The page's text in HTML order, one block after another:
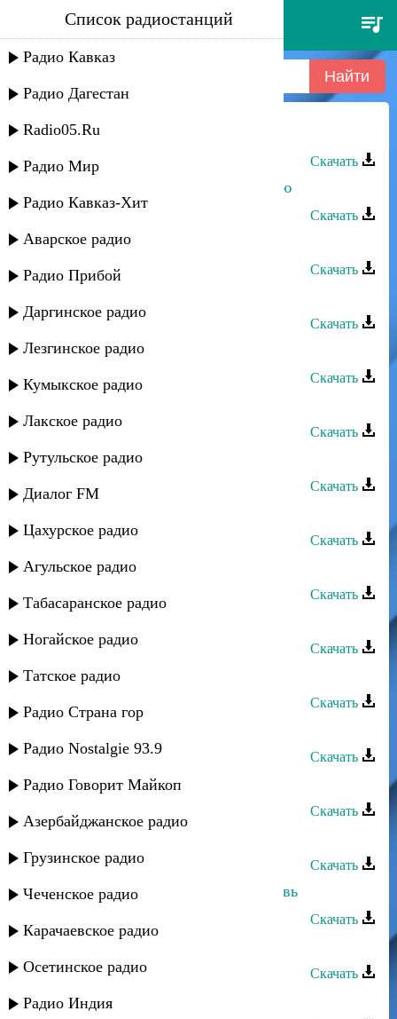
мурат аджиев - по кайфу
Список радиостанций
Радио Кавказ
Радио Дагестан
Radio05.Ru
Радио Мир
Радио Кавказ-Хит
Аварское радио
Радио Прибой
Даргинское радио
Лезгинское радио
Кумыкское радио
Лакское радио
Рутульское радио
Диалог FM
Цахурское радио
Агульское радио
Табасаранское радио
Ногайское радио
Татское радио
Радио Страна гор
Радио Nostalgie 93.9
Радио Говорит Майкоп
Азербайджанское радио
Грузинское радио
Чеченское радио
Карачаевское радио
Осетинское радио
Радио Индия
Мурат Тхагалегов - Кайфую
Скачать
Мурат Тхагалегов - Я с ней кайфую
Скачать
Руслан Аджиев - Сила любви
Скачать
Скачать
Руслан Аджиев - Радость любви
Скачать
Скачать
Руслан Аджиев - Динара
Скачать
Скачать
Руслан Аджиев - История любви
Скачать
Скачать
Руслан Аджиев - Любимая
Скачать
Скачать
Джанибек Рамазанов - Кайфуем
Скачать
Скачать
Руслан Аджиев - Несчастная любовь
Скачать
Скачать
Руслан Аджиев - Умут булан